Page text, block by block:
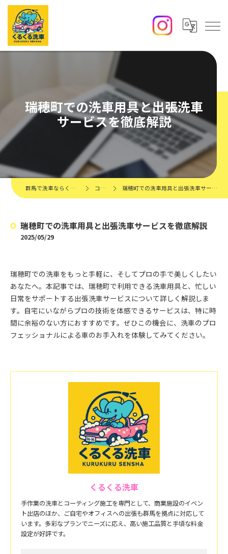
瑞穂町での洗車用具と出張洗車
サービスを徹底解説
群馬で洗車ならくるくる洗車 コラム 瑞穂町での洗車用具と出張洗車サービスを徹底解説
瑞穂町での洗車用具と出張洗車サービスを徹底解説
2025/05/29
瑞穂町での洗車をもっと手軽に、そしてプロの手で美しくしたい
あなたへ。本記事では、瑞穂町で利用できる洗車用具と、忙しい
日常をサポートする出張洗車サービスについて詳しく解説しま
す。自宅にいながらプロの技術を体感できるサービスは、特に時
間に余裕のない方におすすめです。ぜひこの機会に、洗車のプロ
フェッショナルによる車のお手入れを体験してみてください。
くるくる洗車
手作業の洗車とコーティング施工を専門として、商業施設のイベン
ト出店のほか、ご自宅やオフィスへの出張も群馬を拠点に対応して
います。多彩なプランでニーズに応え、高い施工品質と手頃な料金
設定が好評です。